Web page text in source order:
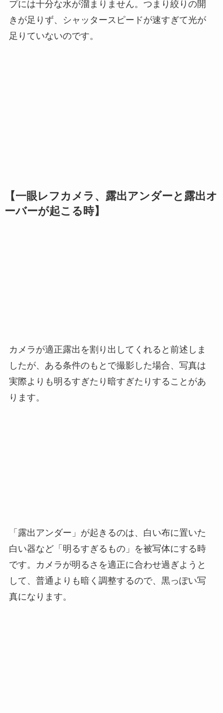
プには十分な水が溜まりません。つまり絞りの開
きが足りず、シャッタースピードが速すぎて光が
足りていないのです。
【一眼レフカメラ、露出アンダーと露出オ
ーバーが起こる時】
カメラが適正露出を割り出してくれると前述しま
したが、ある条件のもとで撮影した場合、写真は
実際よりも明るすぎたり暗すぎたりすることがあ
ります。
「露出アンダー」が起きるのは、白い布に置いた
白い器など「明るすぎるもの」を被写体にする時
です。カメラが明るさを適正に合わせ過ぎようと
して、普通よりも暗く調整するので、黒っぽい写
真になります。